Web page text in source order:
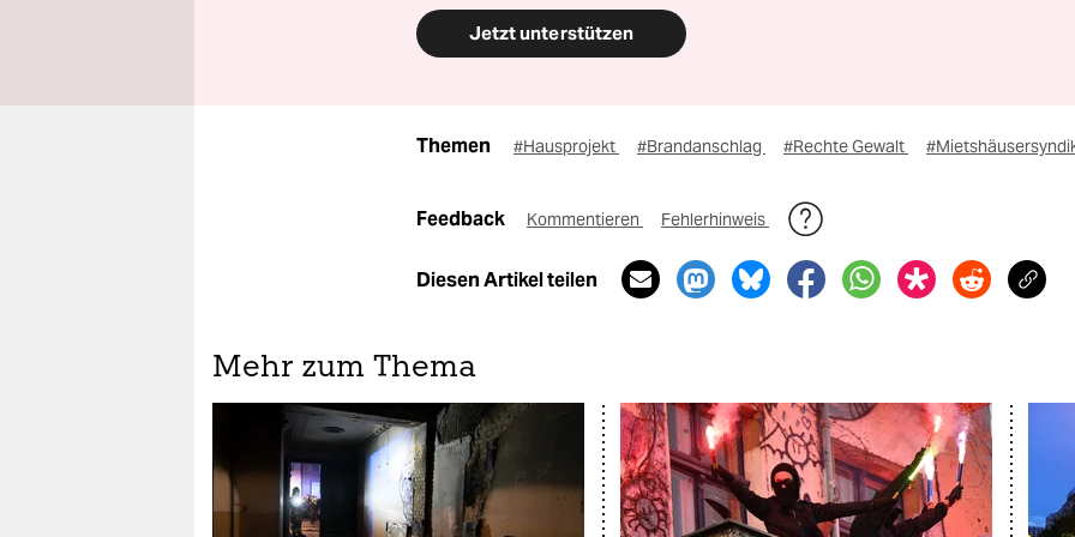
Jetzt unterstützen
Themen #Hausprojekt #Brandanschlag #Rechte Gewalt
Feedback Kommentieren Fehlerhinweis
Diesen Artikel teilen
Mehr zum Thema